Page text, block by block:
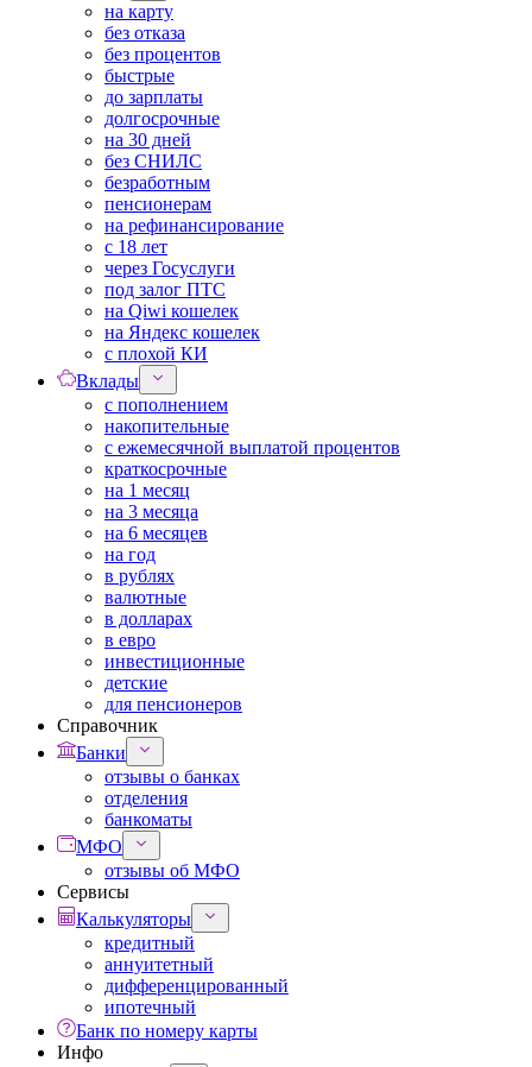
на карту
без отказа
без процентов
быстрые
до зарплаты
долгосрочные
на 30 дней
без СНИЛС
безработным
пенсионерам
на рефинансирование
с 18 лет
через Госуслуги
под залог ПТС
на Qiwi кошелек
на Яндекс кошелек
с плохой КИ
Вклады
с пополнением
накопительные
с ежемесячной выплатой процентов
краткосрочные
на 1 месяц
на 3 месяца
на 6 месяцев
на год
в рублях
валютные
в долларах
в евро
инвестиционные
детские
для пенсионеров
Справочник
Банки
отзывы о банках
отделения
банкоматы
МФО
отзывы об МФО
Сервисы
Калькуляторы
кредитный
аннуитетный
дифференцированный
ипотечный
Банк по номеру карты
Инфо